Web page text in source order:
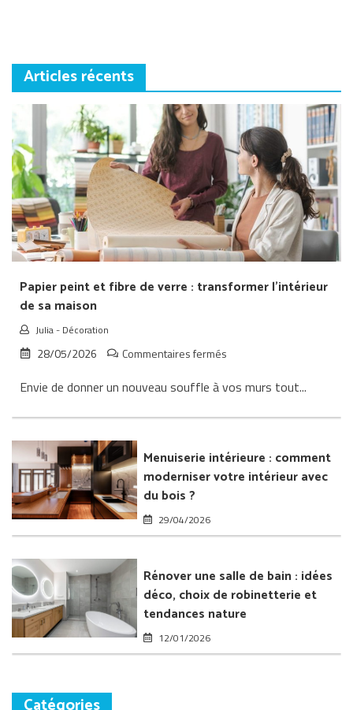
Articles récents
Papier peint et fibre de verre : transformer l’intérieur
de sa maison
Julia- Décoration
28/05/2026 Commentaires fermés
peint
fibre
verre
transformer
sa
Envie de donner un nouveau souffle à vos murs tout...
Menuiserie intérieure : comment
moderniser votre intérieur avec
du bois ?
29/04/2026
Rénover une salle de bain : idées
déco, choix de robinetterie et
tendances nature
12/01/2026